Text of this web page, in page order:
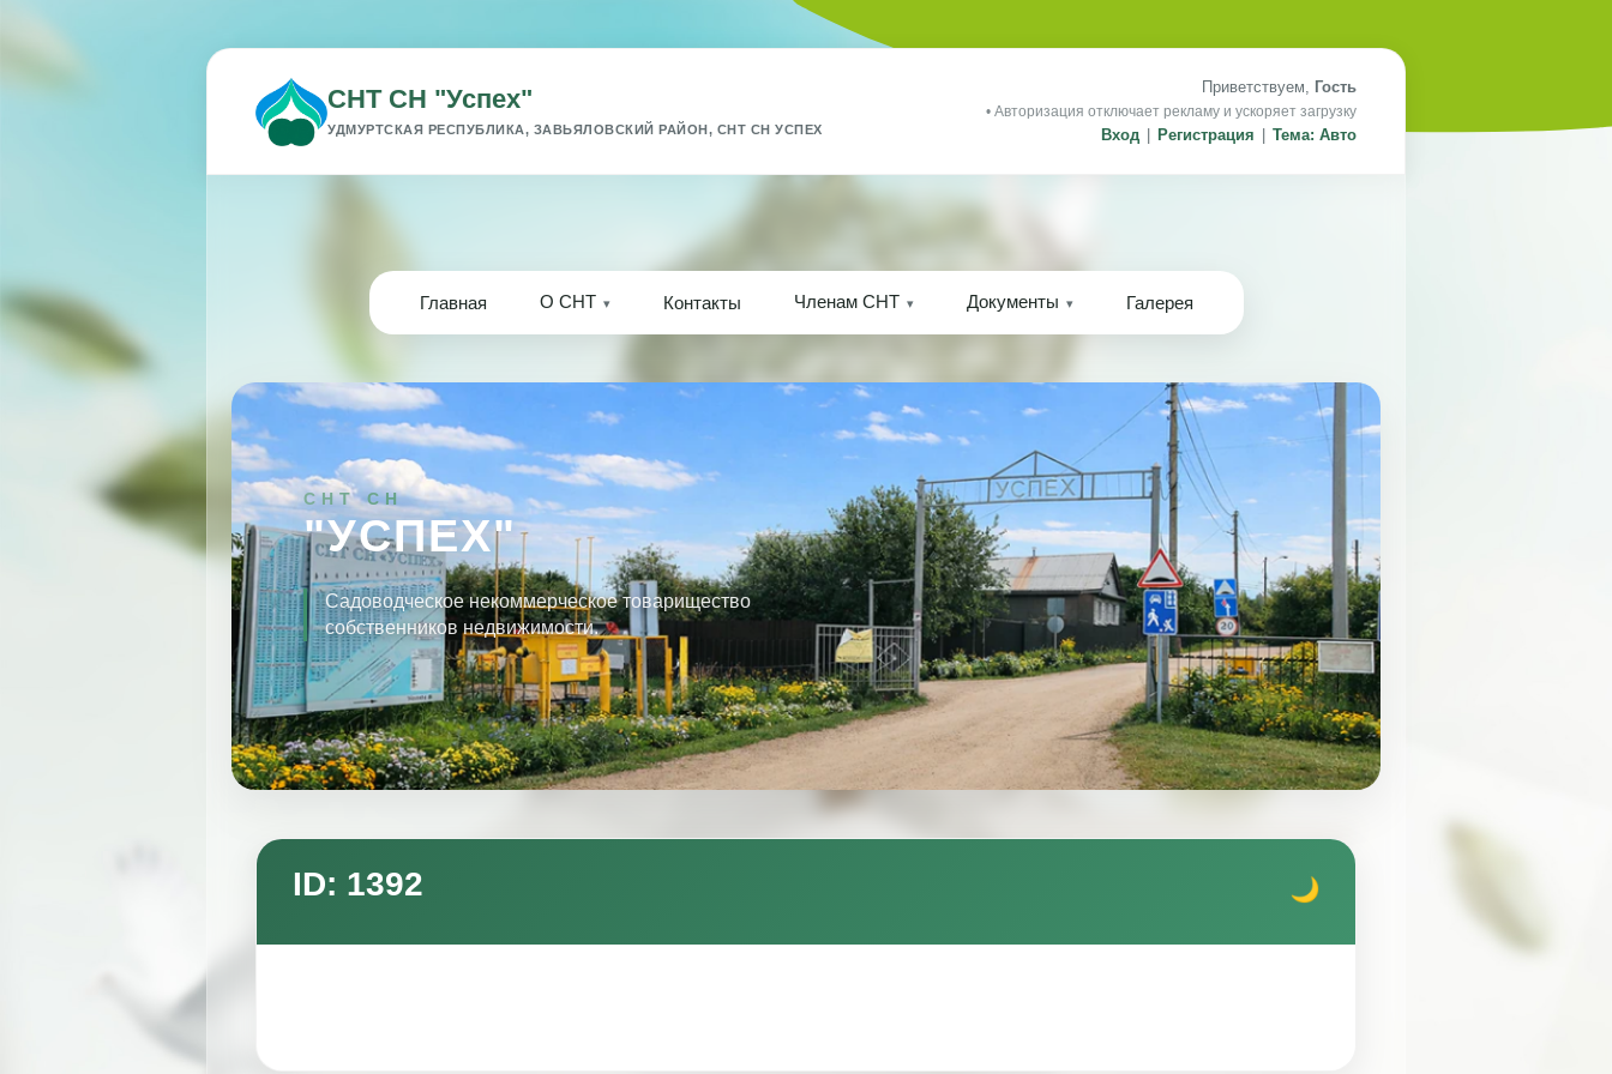
СНТ СН "Успех"
УДМУРТСКАЯ РЕСПУБЛИКА, ЗАВЬЯЛОВСКИЙ РАЙОН, СНТ СН УСПЕХ
Приветствуем, Гость
• Авторизация отключает рекламу и ускоряет загрузку
Вход Регистрация Тема: Авто
Главная О СНТ Контакты Членам СНТ Документы Галерея
СНТ СН
"УСПЕХ"
Садоводческое некоммерческое товарищество
собственников недвижимости.
ID: 1392